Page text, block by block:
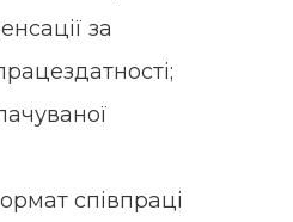
за
співпраці